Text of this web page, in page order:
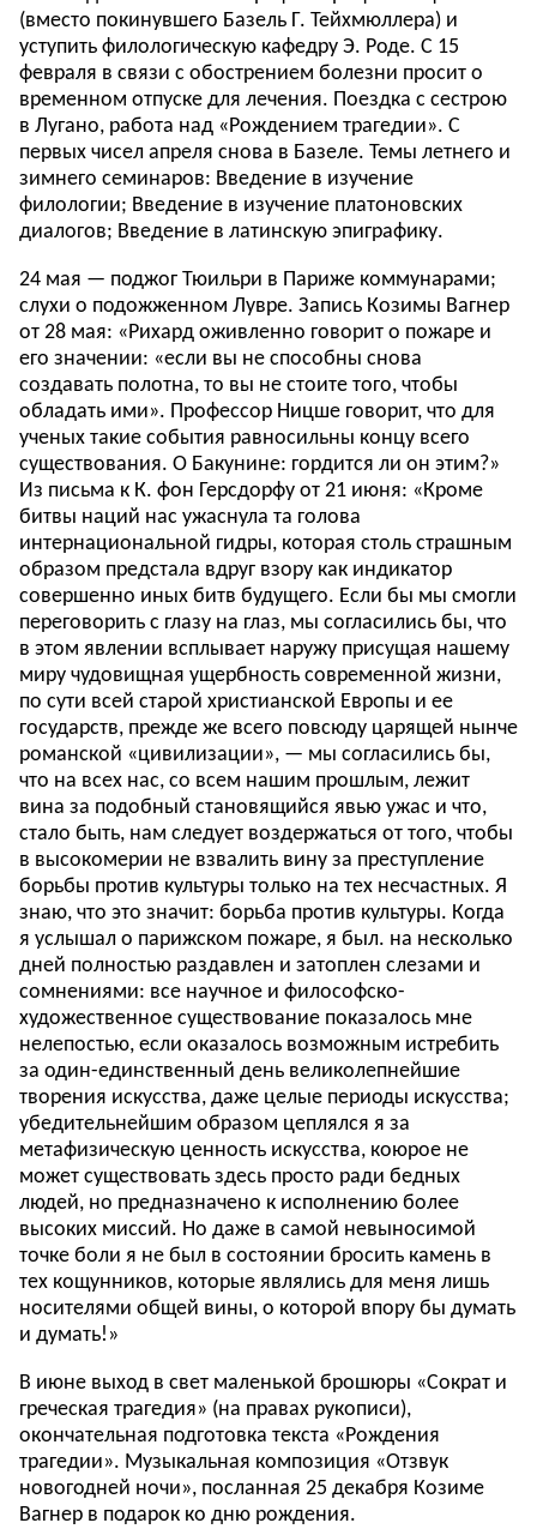
(вместо покинувшего Базель Г. Тейхмюллера) и
уступить филологическую кафедру Э. Роде. С 15
февраля в связи с обострением болезни просит о
временном отпуске для лечения. Поездка с сестрою
в Лугано, работа над «Рождением трагедии». С
первых чисел апреля снова в Базеле. Темы летнего и
зимнего семинаров: Введение в изучение
филологии; Введение в изучение платоновских
диалогов; Введение в латинскую эпиграфику.
24 мая — поджог Тюильри в Париже коммунарами;
слухи о подожженном Лувре. Запись Козимы Вагнер
от 28 мая: «Рихард оживленно говорит о пожаре и
его значении: «если вы не способны снова
создавать полотна, то вы не стоите того, чтобы
обладать ими». Профессор Ницше говорит, что для
ученых такие события равносильны концу всего
существования. О Бакунине: гордится ли он этим?»
Из письма к К. фон Герсдорфу от 21 июня: «Кроме
битвы наций нас ужаснула та голова
интернациональной гидры, которая столь страшным
образом предстала вдруг взору как индикатор
совершенно иных битв будущего. Если бы мы смогли
переговорить с глазу на глаз, мы согласились бы, что
в этом явлении всплывает наружу присущая нашему
миру чудовищная ущербность современной жизни,
по сути всей старой христианской Европы и ее
государств, прежде же всего повсюду царящей нынче
романской «цивилизации», — мы согласились бы,
что на всех нас, со всем нашим прошлым, лежит
вина за подобный становящийся явью ужас и что,
стало быть, нам следует воздержаться от того, чтобы
в высокомерии не взвалить вину за преступление
борьбы против культуры только на тех несчастных. Я
знаю, что это значит: борьба против культуры. Когда
я услышал о парижском пожаре, я был. на несколько
дней полностью раздавлен и затоплен слезами и
сомнениями: все научное и философско-
художественное существование показалось мне
нелепостью, если оказалось возможным истребить
за один-единственный день великолепнейшие
творения искусства, даже целые периоды искусства;
убедительнейшим образом цеплялся я за
метафизическую ценность искусства, коюрое не
может существовать здесь просто ради бедных
людей, но предназначено к исполнению более
высоких миссий. Но даже в самой невыносимой
точке боли я не был в состоянии бросить камень в
тех кощунников, которые являлись для меня лишь
носителями общей вины, о которой впору бы думать
и думать!»
В июне выход в свет маленькой брошюры «Сократ и
греческая трагедия» (на правах рукописи),
окончательная подготовка текста «Рождения
трагедии». Музыкальная композиция «Отзвук
новогодней ночи», посланная 25 декабря Козиме
Вагнер в подарок ко дню рождения.